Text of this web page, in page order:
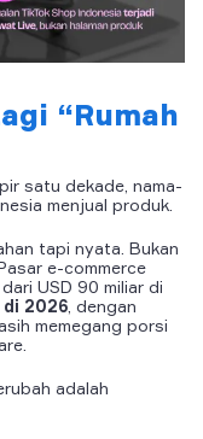
“Rumah
satu dekade, nama-
menjual produk.
tapi nyata. Bukan
e-commerce
USD 90 miliar di
di 2026 , dengan
memegang porsi
adalah